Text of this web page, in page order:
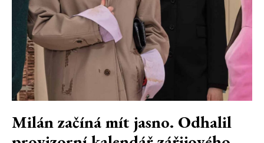
Milán začíná mít jasno. Odhalil